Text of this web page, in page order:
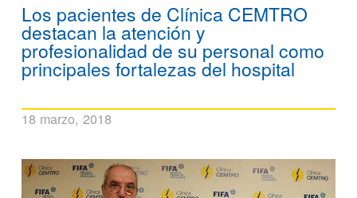
Los pacientes de Clínica CEMTRO
destacan la atención y
profesionalidad de su personal como
principales fortalezas del hospital
18 marzo, 2018